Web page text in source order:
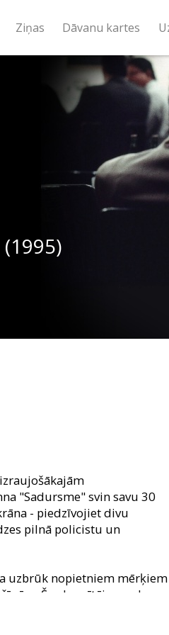
Ziņas Dāvanu kartes
"Sadursme" svin savu 30
- piedzīvojiet divu
pilnā policistu un
uzbrūk nopietniem mērķiem
Šos laupītājus vada
no viņu operācijām –